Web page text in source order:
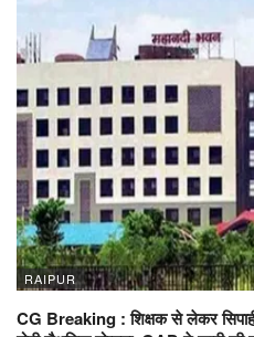
RAIPUR
CG Breaking : शिक्षक से लेकर